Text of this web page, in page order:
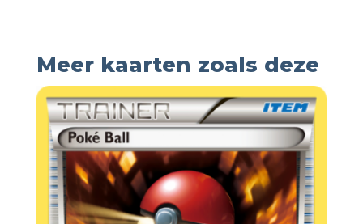
Meer kaarten zoals deze